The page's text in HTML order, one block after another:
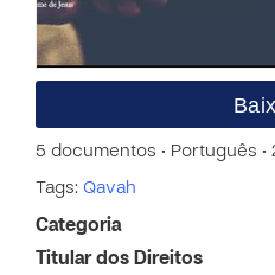
5 documentos • Português •
Tags: Qavah
Categoria
Titular dos Direitos